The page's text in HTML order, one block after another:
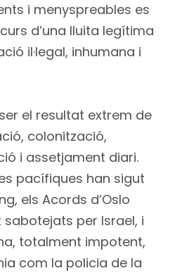
i menyspreables es
d’una lluita legítima
il·legal, inhumana i
el resultat extrem de
colonització,
i assetjament diari.
pacífiques han sigut
els Acords d’Oslo
per Israel, i
totalment impotent,
com la policia de la